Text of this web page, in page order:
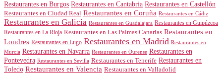
Restaurantes en Burgos Restaurantes en Cantabria Restaurantes en Castellón
Restaurantes en Ciudad Real Restaurantes en Coruña Restaurantes en Cádiz
Restaurantes en Galicia Restaurantes en Guadalajara Restaurantes en Guipúzcoa
Restaurantes en La Rioja Restaurantes en Las Palmas Canarias Restaurantes en
Londres Restaurantes en Lugo Restaurantes en Madrid Restaurantes en
Murcia Restaurantes en Navarra Restaurantes en Ourense Restaurantes en
Pontevedra Restaurantes en Sevilla Restaurantes en Tenerife Restaurantes en
Toledo Restaurantes en Valencia Restaurantes en Valladolid